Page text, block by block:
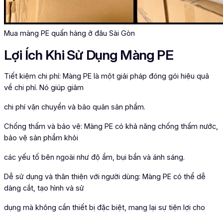
Mua màng PE quấn hàng ở đâu Sài Gòn
Lợi Ích Khi Sử Dụng Màng PE
Tiết kiệm chi phí: Màng PE là một giải pháp đóng gói hiệu quả
về chi phí. Nó giúp giảm
chi phí vận chuyển và bảo quản sản phẩm.
Chống thấm và bảo vệ: Màng PE có khả năng chống thấm nước,
bảo vệ sản phẩm khỏi
các yếu tố bên ngoài như độ ẩm, bụi bẩn và ánh sáng.
Dễ sử dụng và thân thiện với người dùng: Màng PE có thể dễ
dàng cắt, tạo hình và sử
dụng mà không cần thiết bị đặc biệt, mang lại sự tiện lợi cho